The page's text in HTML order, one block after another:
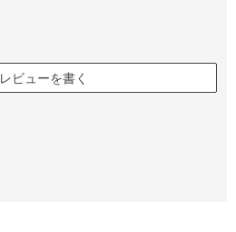
レビューを書く